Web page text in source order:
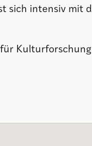
sich intensiv mit